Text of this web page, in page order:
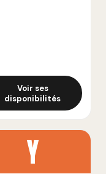
Voir ses
disponibilités
Y